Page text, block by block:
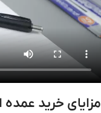
مزایای خرید عمده